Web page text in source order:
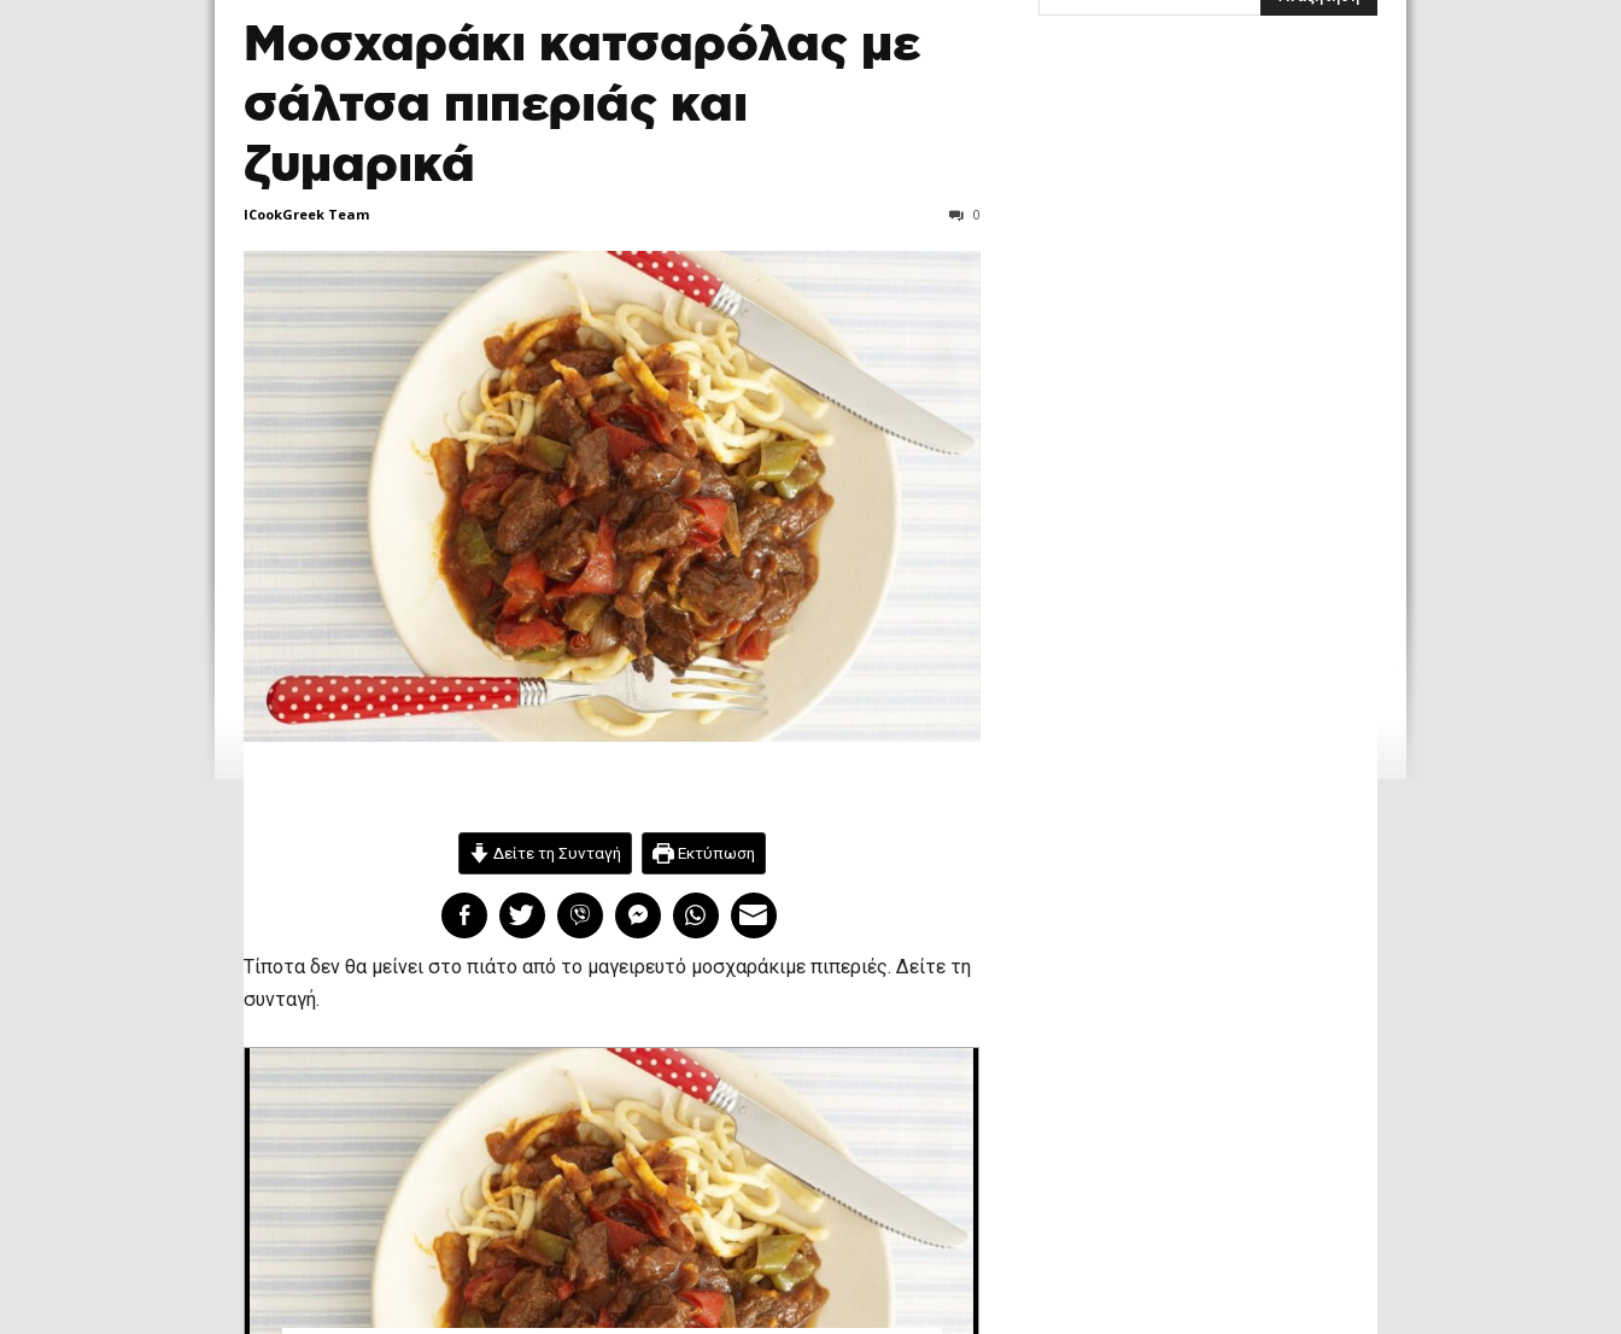
Μοσχαράκι κατσαρόλας με
σάλτσα πιπεριάς και
ζυμαρικά
ICookGreek Team 0
Δείτε τη Συνταγή Εκτύπωση
Τίποτα δεν θα μείνει στο πιάτο από το μαγειρευτό μοσχαράκιμε πιπεριές. Δείτε τη
συνταγή.